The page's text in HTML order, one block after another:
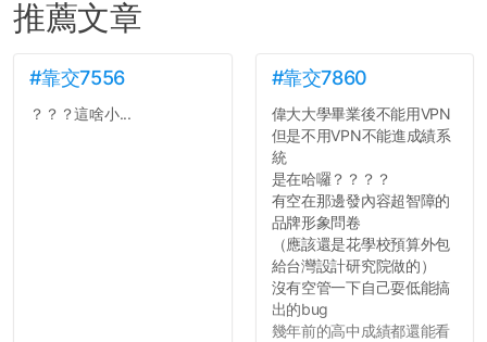
推薦文章
#靠交7556
？？？這啥小...
#靠交7860
偉大大學畢業後不能用VPN
但是不用VPN不能進成績系
統
是在哈囉？？？？
有空在那邊發內容超智障的
品牌形象問卷
（應該還是花學校預算外包
給台灣設計研究院做的）
沒有空管一下自己耍低能搞
出的bug
幾年前的高中成績都還能看